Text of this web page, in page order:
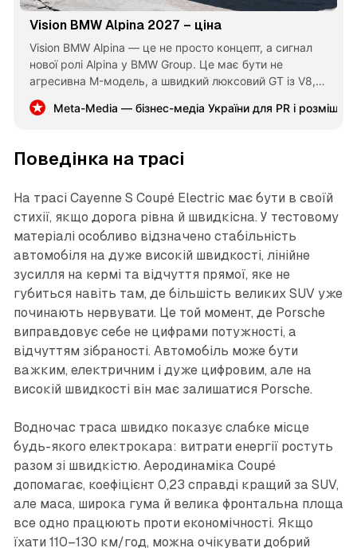
Vision BMW Alpina 2027 – ціна
Vision BMW Alpina — це не просто концепт, а сигнал
нової ролі Alpina у BMW Group. Це має бути не
агресивна M-модель, а швидкий люксовий GT із V8,
тишею, комфортом і рідкісністю. Для України авто буде
дорогим, але дуже іміджевим вибором.
Meta-Media — бізнес-медіа України для PR і
Поведінка на трасі
На трасі Cayenne S Coupé Electric має бути в своїй
стихії, якщо дорога рівна й швидкісна. У тестовому
матеріалі особливо відзначено стабільність
автомобіля на дуже високій швидкості, лінійне
зусилля на кермі та відчуття прямої, яке не
губиться навіть там, де більшість великих SUV уже
починають нервувати. Це той момент, де Porsche
виправдовує себе не цифрами потужності, а
відчуттям зібраності. Автомобіль може бути
важким, електричним і дуже цифровим, але на
високій швидкості він має залишатися Porsche.
Водночас траса швидко показує слабке місце
будь-якого електрокара: витрати енергії ростуть
разом зі швидкістю. Аеродинаміка Coupé
допомагає, коефіцієнт 0,23 справді кращий за SUV,
але маса, широка гума й велика фронтальна площа
все одно працюють проти економічності. Якщо
їхати 110–130 км/год, можна очікувати добрий